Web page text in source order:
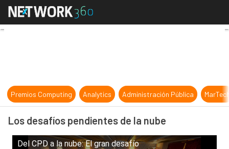
Los desafíos pendientes de la nube
Premios Computing Analytics Administración Pública
Los desafíos pendientes de la nube
Del CPD a la nube: El gran desafío